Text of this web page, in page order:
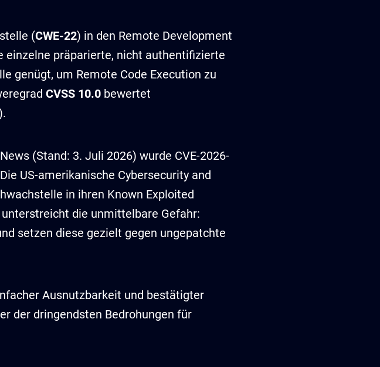
(CWE-22) in den Remote Development
einzelne präparierte, nicht authentifizierte
genügt, um Remote Code Execution zu
CVSS 10.0bewertet
(Stand: 3. Juli 2026) wurde CVE-2026-
US-amerikanische Cybersecurity and
in ihren Known Exploited
die unmittelbare Gefahr:
setzen diese gezielt gegen ungepatchte
Ausnutzbarkeit und bestätigter
der dringendsten Bedrohungen für